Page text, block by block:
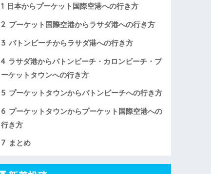
1 日本からプーケット国際空港への行き方
2 プーケット国際空港からラサダ港への行き方
3 パトンビーチからラサダ港への行き方
4 ラサダ港からパトンビーチ・カロンビーチ・プ
ーケットタウンへの行き方
5 プーケットタウンからパトンビーチへの行き方
6 プーケットタウンからプーケット国際空港への
行き方
7 まとめ